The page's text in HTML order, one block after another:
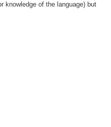
knowledge of the language) but